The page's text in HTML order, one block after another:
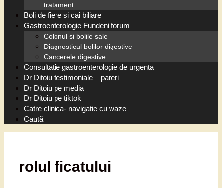
tratament
Boli de fiere si cai biliare
Gastroenterologie Fundeni forum
Colonul si bolile sale
Diagnosticul bolilor digestive
Cancerele digestive
Consultatie gastroenterologie de urgenta
Dr Ditoiu testimoniale – pareri
Dr Ditoiu pe media
Dr Ditoiu pe tiktok
Catre clinica- navigatie cu waze
Caută
rolul ficatului